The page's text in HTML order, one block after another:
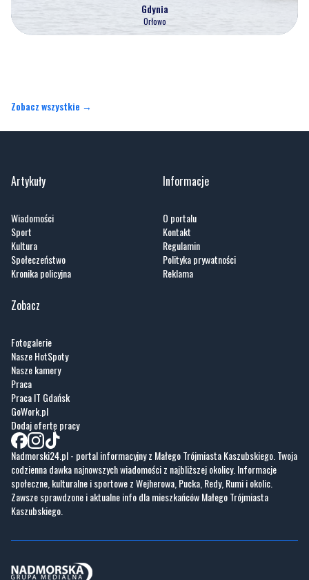
Gdynia
Orłowo
Zobacz wszystkie →
Artykuły
Wiadomości
Sport
Kultura
Społeczeństwo
Kronika policyjna
Informacje
O portalu
Kontakt
Regulamin
Polityka prywatności
Reklama
Zobacz
Fotogalerie
Nasze HotSpoty
Nasze kamery
Praca
Praca IT Gdańsk
GoWork.pl
Dodaj ofertę pracy
Nadmorski24.pl - portal informacyjny z Małego Trójmiasta Kaszubskiego. Twoja
codzienna dawka najnowszych wiadomości z najbliższej okolicy. Informacje
społeczne, kulturalne i sportowe z Wejherowa, Pucka, Redy, Rumi i okolic.
Zawsze sprawdzone i aktualne info dla mieszkańców Małego Trójmiasta
Kaszubskiego.